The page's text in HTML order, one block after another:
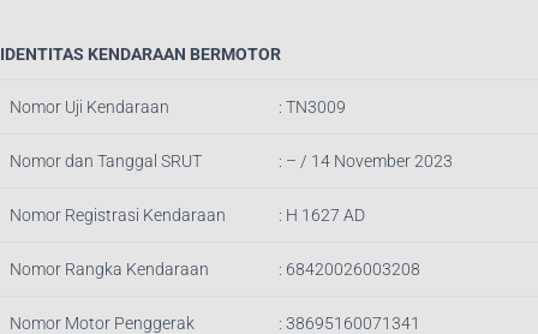
IDENTITAS KENDARAAN BERMOTOR
Nomor Uji Kendaraan : TN3009
Nomor dan Tanggal SRUT : – / 14 November 2023
Nomor Registrasi Kendaraan : H 1627 AD
Nomor Rangka Kendaraan : 68420026003208
Nomor Motor Penggerak : 38695160071341